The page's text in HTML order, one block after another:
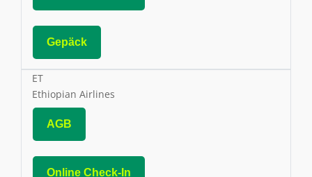
Gepäck
ET
Ethiopian Airlines
AGB
Online Check-In